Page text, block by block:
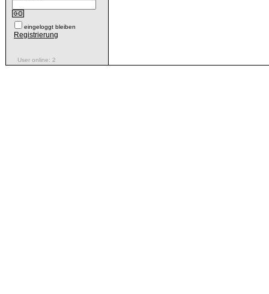
eingeloggt bleiben
Registrierung
User online: 2